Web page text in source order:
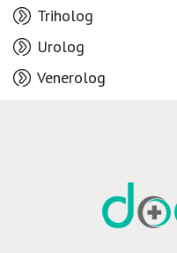
Triholog
Urolog
Venerolog